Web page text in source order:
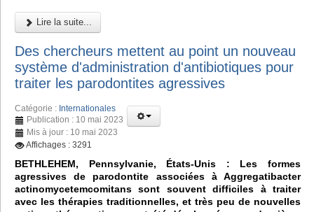
Lire la suite...
Des chercheurs mettent au point un nouveau
système d'administration d'antibiotiques pour
traiter les parodontites agressives
Catégorie : Internationales
Publication : 10 mai 2023
Mis à jour : 10 mai 2023
Affichages : 3291
BETHLEHEM, Pennsylvanie, États-Unis : Les formes
agressives de parodontite associées à Aggregatibacter
actinomycetemcomitans sont souvent difficiles à traiter
avec les thérapies traditionnelles, et très peu de nouvelles